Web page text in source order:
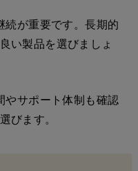
続が重要です。長期的
い製品を選びましょ
やサポート体制も確認
びます。